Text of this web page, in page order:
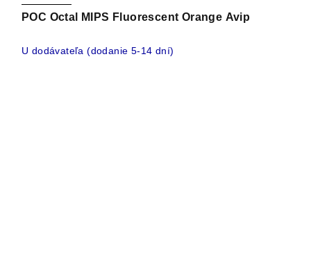
POC Octal MIPS Fluorescent Orange Avip
U dodávateľa (dodanie 5-14 dní)